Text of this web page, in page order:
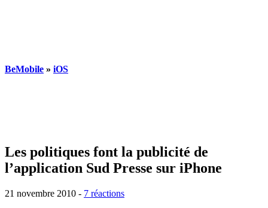
BeMobile » iOS
Les politiques font la publicité de
l’application Sud Presse sur iPhone
21 novembre 2010 - 7 réactions